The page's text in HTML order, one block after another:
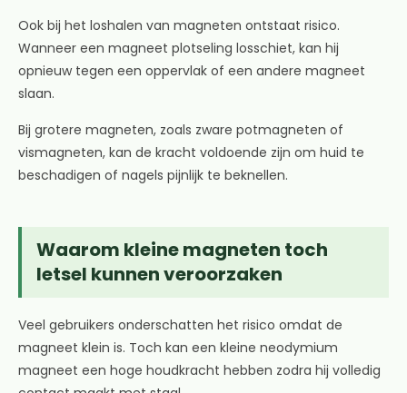
Ook bij het loshalen van magneten ontstaat risico.
Wanneer een magneet plotseling losschiet, kan hij
opnieuw tegen een oppervlak of een andere magneet
slaan.
Bij grotere magneten, zoals zware potmagneten of
vismagneten, kan de kracht voldoende zijn om huid te
beschadigen of nagels pijnlijk te beknellen.
Waarom kleine magneten toch
letsel kunnen veroorzaken
Veel gebruikers onderschatten het risico omdat de
magneet klein is. Toch kan een kleine neodymium
magneet een hoge houdkracht hebben zodra hij volledig